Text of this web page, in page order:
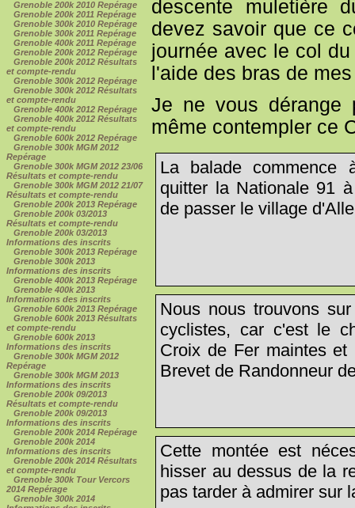
Grenoble 200k 2010 Repérage
Grenoble 200k 2011 Repérage
Grenoble 300k 2010 Repérage
Grenoble 300k 2011 Repérage
Grenoble 400k 2011 Repérage
Grenoble 200k 2012 Repérage
Grenoble 200k 2012 Résultats
et compte-rendu
Grenoble 300k 2012 Repérage
Grenoble 300k 2012 Résultats
et compte-rendu
Grenoble 400k 2012 Repérage
Grenoble 400k 2012 Résultats
et compte-rendu
Grenoble 600k 2012 Repérage
Grenoble 300k MGM 2012
Repérage
Grenoble 300k MGM 2012 23/06
Résultats et compte-rendu
Grenoble 300k MGM 2012 21/07
Résultats et compte-rendu
Grenoble 200k 2013 Repérage
Grenoble 200k 03/2013
Résultats et compte-rendu
Grenoble 200k 03/2013
Informations des inscrits
Grenoble 300k 2013 Repérage
Grenoble 300k 2013
Informations des inscrits
Grenoble 400k 2013 Repérage
Grenoble 400k 2013
Informations des inscrits
Grenoble 600k 2013 Repérage
Grenoble 600k 2013 Résultats
et compte-rendu
Grenoble 600k 2013
Informations des inscrits
Grenoble 300k MGM 2012
Repérage
Grenoble 300k MGM 2013
Informations des inscrits
Grenoble 200k 09/2013
Résultats et compte-rendu
Grenoble 200k 09/2013
Informations des inscrits
Grenoble 200k 2014 Repérage
Grenoble 200k 2014
Informations des inscrits
Grenoble 200k 2014 Résultats
et compte-rendu
Grenoble 300k Tour Vercors
2014 Repérage
Grenoble 300k 2014
descente muletière
devez savoir que ce
journée avec le col
l'aide des bras de
Je ne vous dérange
même contempler ce
La balade commence
quitter la Nationale 91
de passer le village
Nous nous trouvons
cyclistes, car c'est le
Croix de Fer maintes
Brevet de Randonneur
Cette montée est
hisser au dessus de la
pas tarder à admirer sur